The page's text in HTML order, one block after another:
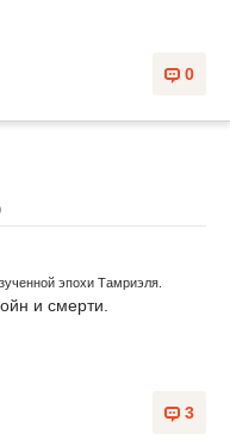
0
эпохи Тамриэля.
и смерти.
3